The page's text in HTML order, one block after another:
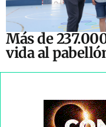
Más de
vida al